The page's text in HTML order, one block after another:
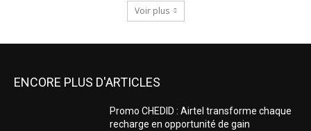
Voir plus
ENCORE PLUS D'ARTICLES
Promo CHEDID : Airtel transforme chaque
recharge en opportunité de gain